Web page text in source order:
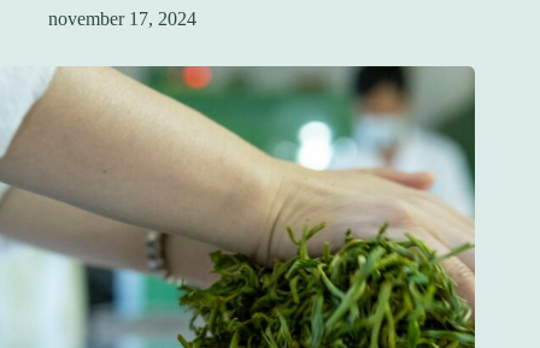
november 17, 2024